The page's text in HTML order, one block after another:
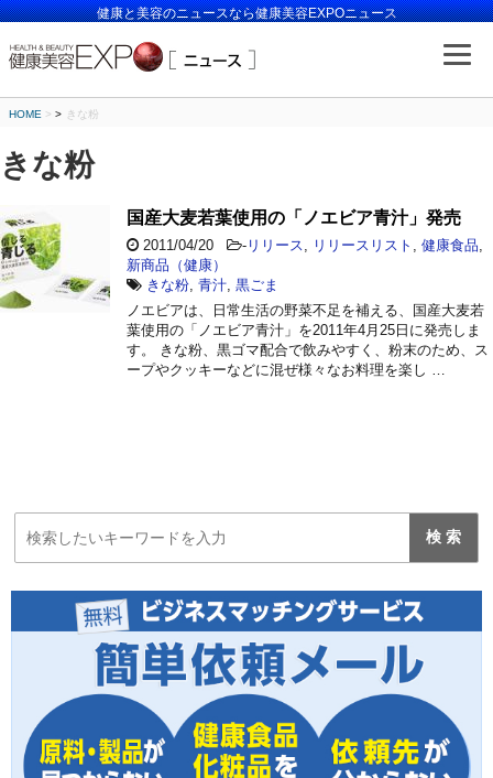
健康と美容のニュースなら健康美容EXPOニュース
HOME > きな粉
きな粉
国産大麦若葉使用の「ノエビア青汁」発売
2011/04/20 - リリース リリースリスト 健康食品
新商品（健康）
きな粉 青汁 黒ごま
ノエビアは、日常生活の野菜不足を補える、国産大麦若
葉使用の「ノエビア青汁」を2011年4月25日に発売しま
す。 きな粉、黒ゴマ配合で飲みやすく、粉末のため、ス
ープやクッキーなどに混ぜ様々なお料理を楽し …